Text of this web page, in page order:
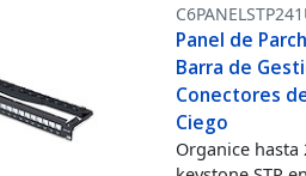
Panel de
Barra de
Conectores
Ciego
Organice